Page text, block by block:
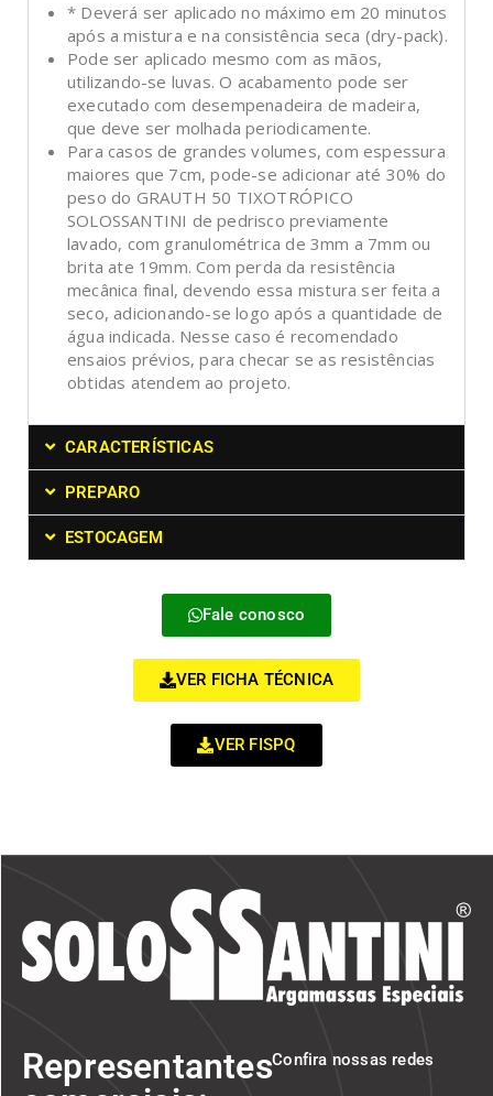
* Deverá ser aplicado no máximo em 20 minutos
após a mistura e na consistência seca (dry-pack).
Pode ser aplicado mesmo com as mãos,
utilizando-se luvas. O acabamento pode ser
executado com desempenadeira de madeira,
que deve ser molhada periodicamente.
Para casos de grandes volumes, com espessura
maiores que 7cm, pode-se adicionar até 30% do
peso do GRAUTH 50 TIXOTRÓPICO
SOLOSSANTINI de pedrisco previamente
lavado, com granulométrica de 3mm a 7mm ou
brita ate 19mm. Com perda da resistência
mecânica final, devendo essa mistura ser feita a
seco, adicionando-se logo após a quantidade de
água indicada. Nesse caso é recomendado
ensaios prévios, para checar se as resistências
obtidas atendem ao projeto.
CARACTERÍSTICAS
PREPARO
ESTOCAGEM
Fale conosco
VER FICHA TÉCNICA
VER FISPQ
RepresentantesConfira nossas redes